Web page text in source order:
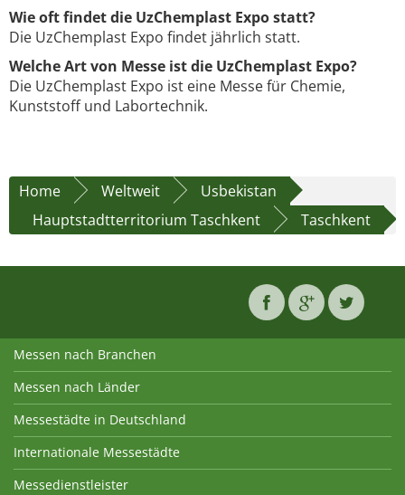
Wie oft findet die UzChemplast Expo statt?
Die UzChemplast Expo findet jährlich statt.
Welche Art von Messe ist die UzChemplast Expo?
Die UzChemplast Expo ist eine Messe für Chemie,
Kunststoff und Labortechnik.
Home Weltweit
Usbekistan
Hauptstadtterritorium Taschkent
Taschkent
Messen nach Branchen
Messen nach Länder
Messestädte in Deutschland
Internationale Messestädte
Messedienstleister